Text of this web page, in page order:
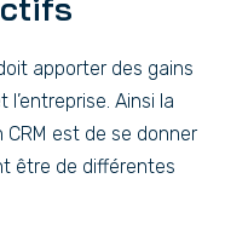
apporter des gains
Ainsi la
est de se donner
être de différentes